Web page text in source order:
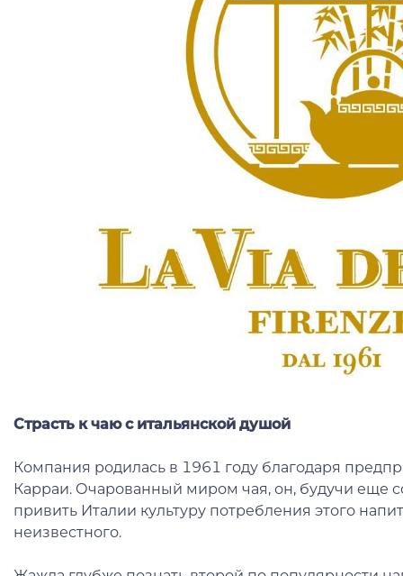
Страсть к чаю с итальянской душой
Компания родилась в 1961 году благодаря
Карраи. Очарованный миром чая, он, будучи еще
привить Италии культуру потребления этого
неизвестного.